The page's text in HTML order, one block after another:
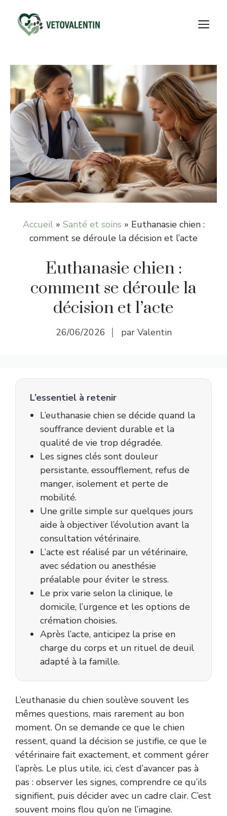
contenu
Accueil» Santé et soins » Euthanasie chien :
comment se déroule la décision et l’acte
Euthanasie chien :
comment se déroule la
décision et l’acte
26/06/2026 par Valentin
L’essentiel à retenir
L’euthanasie chien se décide quand la
souffrance devient durable et la
qualité de vie trop dégradée.
Les signes clés sont douleur
persistante, essoufflement, refus de
manger, isolement et perte de
mobilité.
Une grille simple sur quelques jours
aide à objectiver l’évolution avant la
consultation vétérinaire.
L’acte est réalisé par un vétérinaire,
avec sédation ou anesthésie
préalable pour éviter le stress.
Le prix varie selon la clinique, le
domicile, l’urgence et les options de
crémation choisies.
Après l’acte, anticipez la prise en
charge du corps et un rituel de deuil
adapté à la famille.
L’euthanasie du chien soulève souvent les
mêmes questions, mais rarement au bon
moment. On se demande ce que le chien
ressent, quand la décision se justifie, ce que le
vétérinaire fait exactement, et comment gérer
l’après. Le plus utile, ici, c’est d’avancer pas à
pas : observer les signes, comprendre ce qu’ils
signifient, puis décider avec un cadre clair. C’est
souvent moins flou qu’on ne l’imagine.